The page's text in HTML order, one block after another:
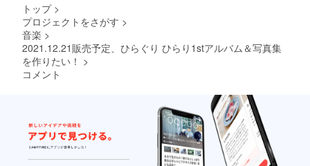
トップ >
プロジェクトをさがす >
音楽 >
2021.12.21販売予定、ひらぐり ひらり1stアルバム＆写真集
を作りたい！ >
コメント